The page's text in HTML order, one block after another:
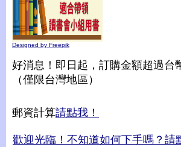
Designed by Freepik
好消息！即日起，訂購金額超過台
（僅限台灣地區）
郵資計算請點我！
歡迎光臨！不知道如何下手嗎？請